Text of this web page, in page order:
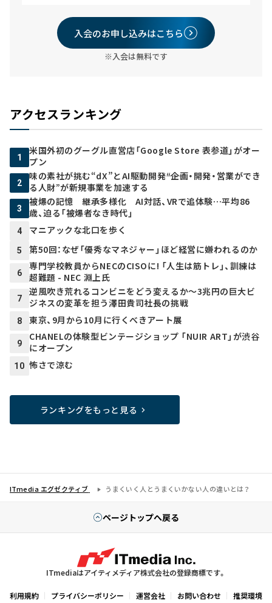
入会のお申し込みはこちら
※入会は無料です
アクセスランキング
1
米国外初のグーグル直営店「Google Store 表参道」がオー
プン
2
味の素社が挑む“dX”とAI駆動開発――“企画・開発・営業ができ
る人財”が新規事業を加速する
3
被爆の記憶 継承多様化 AI対話、VRで追体験…平均86
歳、迫る「被爆者なき時代」
4 マニアックな北口を歩く
5 第50回：なぜ「優秀なマネジャー」ほど経営に嫌われるのか
6
専門学校教員からNECのCISOに! 「人生は筋トレ」、訓練は
超難題 - NEC 淵上氏
7
逆風吹き荒れるコンビニをどう変えるか～3兆円の巨大ビ
ジネスの変革を担う澤田貴司社長の挑戦
8 東京、9月から10月に行くべきアート展
9
CHANELの体験型ビンテージショップ 「NUIR ART」が渋谷
にオープン
10 怖さで涼む
ランキングをもっと見る
ITmedia エグゼクティブ うまくいく人とうまくいかない人の違いとは？
ページトップへ戻る
ITmediaはアイティメディア株式会社の登録商標です。
利用規約 プライバシーポリシー 運営会社 お問い合わせ 推奨環境